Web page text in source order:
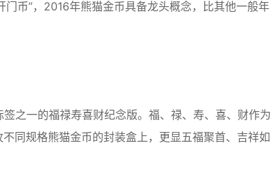
币”，2016年熊猫金币具备龙头概念，比其他一般年
一的福禄寿喜财纪念版。福、禄、寿、喜、财作为
同规格熊猫金币的封装盒上，更显五福聚首、吉祥如